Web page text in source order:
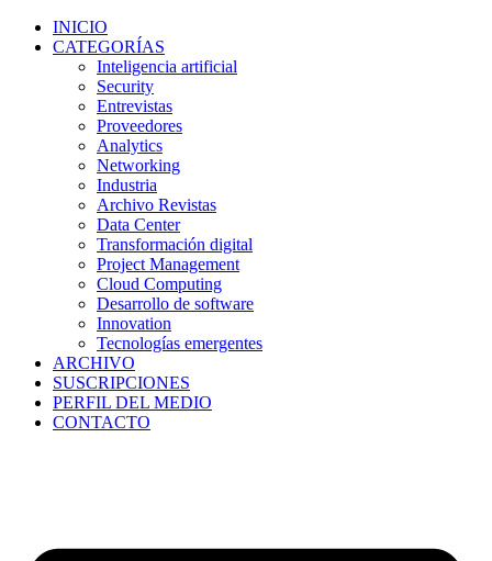
INICIO
CATEGORÍAS
Inteligencia artificial
Security
Entrevistas
Proveedores
Analytics
Networking
Industria
Archivo Revistas
Data Center
Transformación digital
Project Management
Cloud Computing
Desarrollo de software
Innovation
Tecnologías emergentes
ARCHIVO
SUSCRIPCIONES
PERFIL DEL MEDIO
CONTACTO